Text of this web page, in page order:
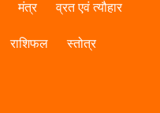
मंत्र व्रत एवं त्यौहार
राशिफल स्तोत्र